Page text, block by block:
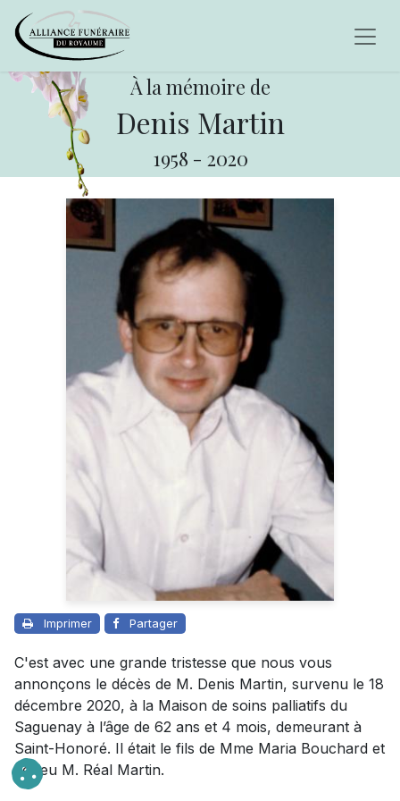
À la mémoire de
Denis Martin
1958 - 2020
Imprimer Partager
C'est avec une grande tristesse que nous vous
annonçons le décès de M. Denis Martin, survenu le 18
décembre 2020, à la Maison de soins palliatifs du
Saguenay à l’âge de 62 ans et 4 mois, demeurant à
Saint-Honoré. Il était le fils de Mme Maria Bouchard et
de feu M. Réal Martin.